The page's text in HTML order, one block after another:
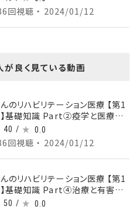
回視聴 ・ 2024/01/12
が良く見ている動画
のリハビリテーション医療 【第1
基礎知識 Part②疫学と医療の
２
40 / 0.0
回視聴 ・ 2024/01/12
のリハビリテーション医療 【第1
基礎知識 Part④治療と有害事
リハビリテーション医療の目的１
50 / 0.0